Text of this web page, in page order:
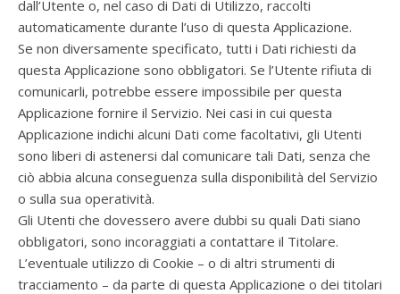
dall’Utente o, nel caso di Dati di Utilizzo, raccolti
automaticamente durante l’uso di questa Applicazione.
Se non diversamente specificato, tutti i Dati richiesti da
questa Applicazione sono obbligatori. Se l’Utente rifiuta di
comunicarli, potrebbe essere impossibile per questa
Applicazione fornire il Servizio. Nei casi in cui questa
Applicazione indichi alcuni Dati come facoltativi, gli Utenti
sono liberi di astenersi dal comunicare tali Dati, senza che
ciò abbia alcuna conseguenza sulla disponibilità del Servizio
o sulla sua operatività.
Gli Utenti che dovessero avere dubbi su quali Dati siano
obbligatori, sono incoraggiati a contattare il Titolare.
L’eventuale utilizzo di Cookie – o di altri strumenti di
tracciamento – da parte di questa Applicazione o dei titolari